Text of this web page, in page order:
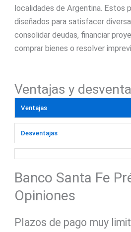
localidades de Argentina. Estos
diseñados para satisfacer
consolidar deudas, financiar
comprar bienes o resolver
Ventajas y
Ventajas
Desventajas
Banco Santa Fe
Opiniones
Plazos de pago muy